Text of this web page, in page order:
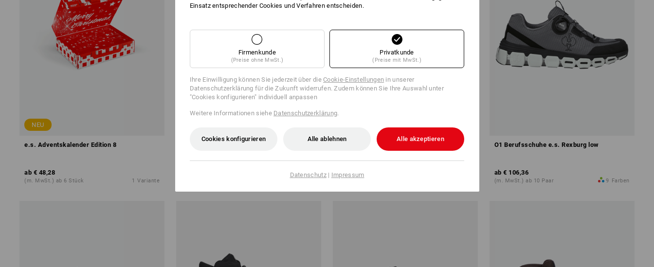
NEU
e.s. Adventskalender Edition 8
ab € 48,28
(m. MwSt.) ab 6 Stück 1 Variante
S3 Sicherheitsschuhe e.s. Sawato mid S1 Sicherheitshalbschuhe e.s. Baham II low
ab € 84,58
(m. MwSt.) ab 20 Paar
O1 Berufsschuhe e.s. Rexburg low
ab € 106,36
(m. MwSt.) ab 10 Paar 9 Farben
Einsatz entsprechender Cookies und Verfahren entscheiden.
Firmenkunde
(Preise ohne MwSt.)
Privatkunde
(Preise mit MwSt.)
Ihre Einwilligung können Sie jederzeit über dieCookie-Einstellungen in unserer
Datenschutzerklärung für die Zukunft widerrufen. Zudem können Sie Ihre Auswahl unter
"Cookies konfigurieren" individuell anpassen
Weitere Informationen siehe Datenschutzerklärung.
Cookies konfigurieren Alle ablehnen Alle akzeptieren
Datenschutz| Impressum